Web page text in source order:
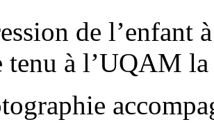
de l’enfant
tenu à l’UQAM